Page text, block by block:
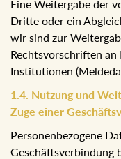
Eine Weitergabe der
Dritte oder ein
wir sind zur
Rechtsvorschriften an
1.4. Nutzung und
Personenbezogene